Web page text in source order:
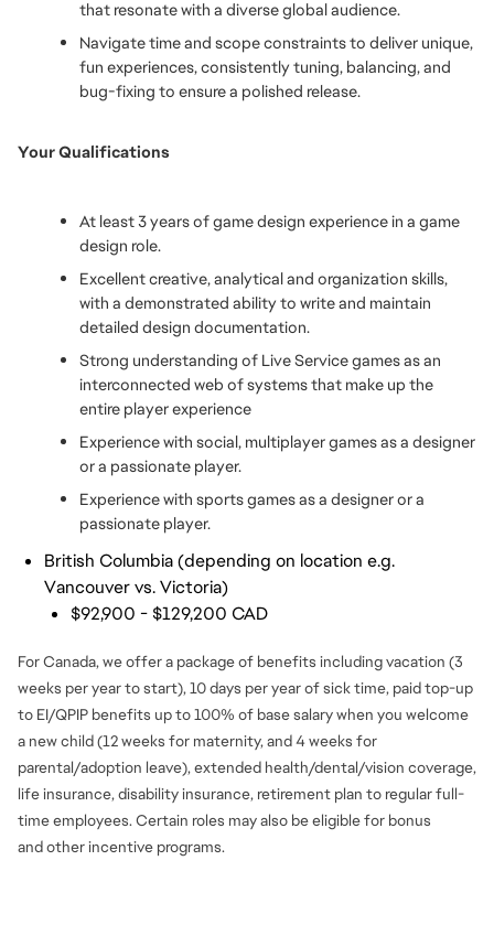
that resonate with a diverse global audience.
Navigate time and scope constraints to deliver unique,
fun experiences, consistently tuning, balancing, and
bug-fixing to ensure a polished release.
Your Qualifications
At least 3 years of game design experience in a game
design role.
Excellent creative, analytical and organization skills,
with a demonstrated ability to write and maintain
detailed design documentation.
Strong understanding of Live Service games as an
interconnected web of systems that make up the
entire player experience
Experience with social, multiplayer games as a designer
or a passionate player.
Experience with sports games as a designer or a
passionate player.
British Columbia (depending on location e.g.
Vancouver vs. Victoria)
$92,900 - $129,200 CAD
For Canada, we offer a package of benefits including vacation (3
weeks per year to start), 10 days per year of sick time, paid top-up
to EI/QPIP benefits up to 100% of base salary when you welcome
a new child (12 weeks for maternity, and 4 weeks for
parental/adoption leave), extended health/dental/vision coverage,
life insurance, disability insurance, retirement plan to regular full-
time employees. Certain roles may also be eligible for bonus
andother incentive programs.